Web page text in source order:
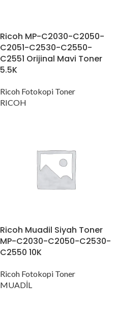
Ricoh MP-C2030-C2050-
C2051-C2530-C2550-
C2551 Orijinal Mavi Toner
5.5K
Ricoh Fotokopi Toner
RICOH
Ricoh Muadil Siyah Toner
MP-C2030-C2050-C2530-
C2550 10K
Ricoh Fotokopi Toner
MUADİL